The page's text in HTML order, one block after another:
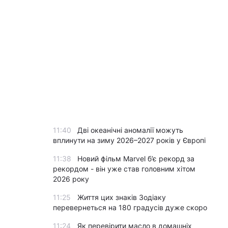
11:40
Дві океанічні аномалії можуть
вплинути на зиму 2026–2027 років у Європі
11:38
Новий фільм Marvel б’є рекорд за
рекордом - він уже став головним хітом
2026 року
11:25
Життя цих знаків Зодіаку
перевернеться на 180 градусів дуже скоро
11:24 Як перевірити масло в домашніх